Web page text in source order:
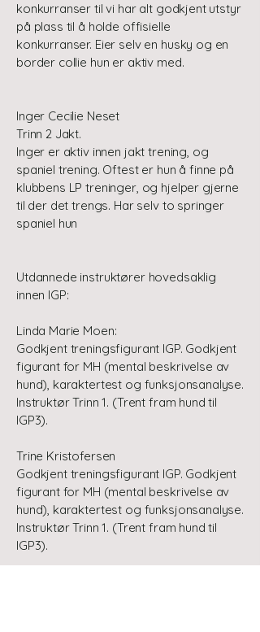
konkurranser til vi har alt godkjent utstyr
på plass til å holde offisielle
konkurranser. Eier selv en husky og en
border collie hun er aktiv med.
Inger Cecilie Neset
Trinn 2 Jakt.
Inger er aktiv innen jakt trening, og
spaniel trening. Oftest er hun å finne på
klubbens LP treninger, og hjelper gjerne
til der det trengs. Har selv to springer
spaniel hun
Utdannede instruktører hovedsaklig
innen IGP:
Linda Marie Moen:
Godkjent treningsfigurant IGP. Godkjent
figurant for MH (mental beskrivelse av
hund), karaktertest og funksjonsanalyse.
Instruktør Trinn 1. (Trent fram hund til
IGP3).
Trine Kristofersen
Godkjent treningsfigurant IGP. Godkjent
figurant for MH (mental beskrivelse av
hund), karaktertest og funksjonsanalyse.
Instruktør Trinn 1. (Trent fram hund til
IGP3).